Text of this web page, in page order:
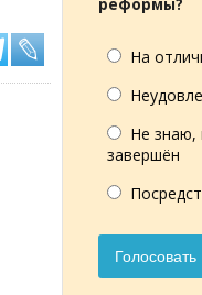
реформы?
На
Не знаю,
завершён
Голосовать